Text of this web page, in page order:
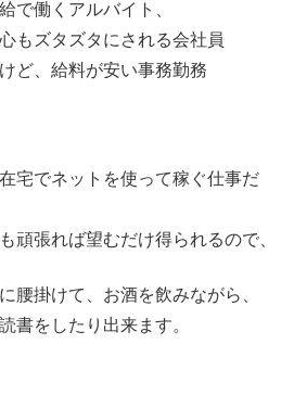
で働くアルバイト、
もズタズタにされる会社員
ど、給料が安い事務勤務
宅でネットを使って稼ぐ仕事だ
頑張れば望むだけ得られるので、
腰掛けて、お酒を飲みながら、
書をしたり出来ます。